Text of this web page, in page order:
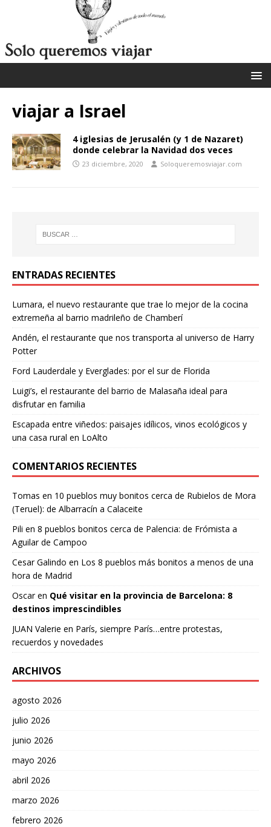
viajar a Israel
4 iglesias de Jerusalén (y 1 de Nazaret)
donde celebrar la Navidad dos veces
23 diciembre, 2020 Soloqueremosviajar.com
ENTRADAS RECIENTES
Lumara, el nuevo restaurante que trae lo mejor de la cocina
extremeña al barrio madrileño de Chamberí
Andén, el restaurante que nos transporta al universo de Harry
Potter
Ford Lauderdale y Everglades: por el sur de Florida
Luigi’s, el restaurante del barrio de Malasaña ideal para
disfrutar en familia
Escapada entre viñedos: paisajes idílicos, vinos ecológicos y
una casa rural en LoAlto
COMENTARIOS RECIENTES
Tomas en 10 pueblos muy bonitos cerca de Rubielos de Mora
(Teruel): de Albarracín a Calaceite
Pili en 8 pueblos bonitos cerca de Palencia: de Frómista a
Aguilar de Campoo
Cesar Galindo en Los 8 pueblos más bonitos a menos de una
hora de Madrid
Oscaren Qué visitar en la provincia de Barcelona: 8
destinos imprescindibles
JUAN Valerie en París, siempre París…entre protestas,
recuerdos y novedades
ARCHIVOS
agosto 2026
julio 2026
junio 2026
mayo 2026
abril 2026
marzo 2026
febrero 2026